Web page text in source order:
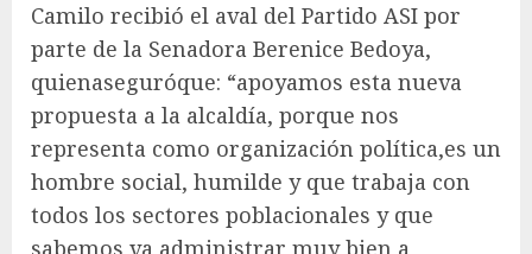
Camilo recibió el aval del Partido ASI por
parte de la Senadora Berenice Bedoya,
quienaseguróque: “apoyamos esta nueva
propuesta a la alcaldía, porque nos
representa como organización política,es un
hombre social, humilde y que trabaja con
todos los sectores poblacionales y que
sabemos va administrar muy bien a